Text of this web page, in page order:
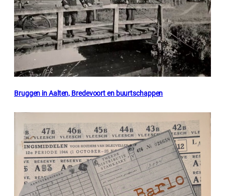
Bruggen in Aalten, Bredevoort en buurtschappen